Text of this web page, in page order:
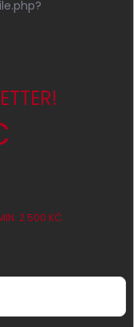
MIN. 2 500 KČ